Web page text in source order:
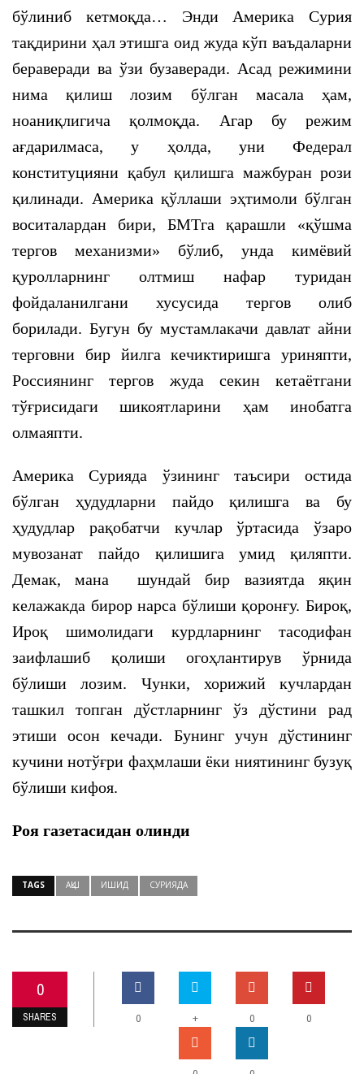
бўлиниб кетмоқда… Энди Америка Сурия
тақдирини ҳал этишга оид жуда кўп ваъдаларни
бераверади ва ўзи бузаверади. Асад режимини
нима қилиш лозим бўлган масала ҳам,
ноаниқлигича қолмоқда. Агар бу режим
ағдарилмаса, у ҳолда, уни Федерал
конституцияни қабул қилишга мажбуран рози
қилинади. Америка қўллаши эҳтимоли бўлган
воситалардан бири, БМТга қарашли «қўшма
тергов механизми» бўлиб, унда кимёвий
қуролларнинг олтмиш нафар туридан
фойдаланилгани хусусида тергов олиб
борилади. Бугун бу мустамлакачи давлат айни
терговни бир йилга кечиктиришга уриняпти,
Россиянинг тергов жуда секин кетаётгани
тўғрисидаги шикоятларини ҳам инобатга
олмаяпти.
Америка Сурияда ўзининг таъсири остида
бўлган ҳудудларни пайдо қилишга ва бу
ҳудудлар рақобатчи кучлар ўртасида ўзаро
мувозанат пайдо қилишига умид қиляпти.
Демак, мана шундай бир вазиятда яқин
келажакда бирор нарса бўлиши қоронғу. Бироқ,
Ироқ шимолидаги курдларнинг тасодифан
заифлашиб қолиши огоҳлантирув ўрнида
бўлиши лозим. Чунки, хорижий кучлардан
ташкил топган дўстларнинг ўз дўстини рад
этиши осон кечади. Бунинг учун дўстининг
кучини нотўғри фаҳмлаши ёки ниятининг бузуқ
бўлиши кифоя.
Роя газетасидан олинди
TAGS АҚШ ИШИД СУРИЯДА
0
SHARES 0 + 0 0